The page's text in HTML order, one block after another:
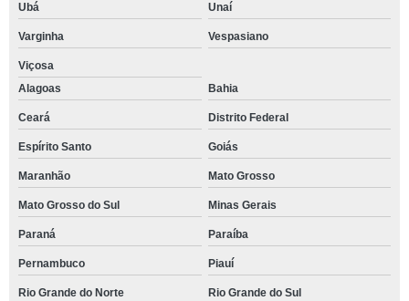
Ubá Unaí
Varginha Vespasiano
Viçosa
Alagoas
Bahia
Ceará Distrito Federal
Espírito Santo Goiás
Maranhão Mato Grosso
Mato Grosso do Sul Minas Gerais
Paraná Paraíba
Pernambuco Piauí
Rio Grande do Norte Rio Grande do Sul